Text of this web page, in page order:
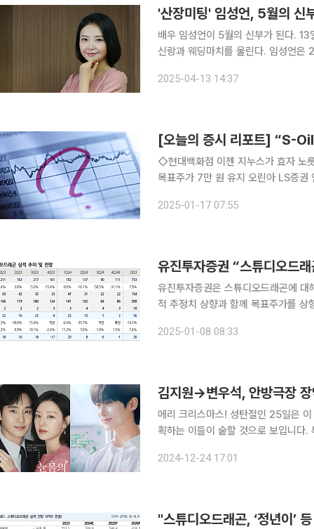
'산장미팅' 임성언, 5월의 신
배우 임성언이 5월의 신부가 된다. 13일 한국일보에 따르면 임성언은 다음 달 17일 비연예인 예비
신랑과 웨딩마치를 울린다. 임성언은 2002년 KBS 2TV '언제나 두근두근'읕 통해 배우로 정식 데
드라마 '청담동 스캔들' 등에 출연하며
2025-04-13 14:37
◇현대백화점 이젠 지누스가 효자
목표주가 7만 원 유지 오린아 LS증권 연구원 ◇진에어 4Q24 Preview: 실적보
LCC로서의 차별성에 대한 재평가가
2025-01-17 07:55
유진투자증권은 스튜디오드래곤에
적 추정치 상향과 함께 목표주가를 상
이현지 유진투자증권 연구원은 “(스
2025-01-08 08:33
메리 크리스마스! 성탄절인 25일은 이 인사로 하루를 열 듯합니다. 공휴일인 만큼 즐거운 약속을 계
획하는 이들이 숱할 것으로 보입니다
상파 3사는 연말마다 '연기대상'을 여
2024-12-24 17:01
"스튜디오드래곤, ‘정년이’